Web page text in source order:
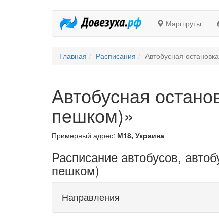
Маршруты
Главная Расписания Автобусная
Автобусная
пешком)»
Примерный адрес: М18, Украина
Расписание автобусов,
пешком)
Направления